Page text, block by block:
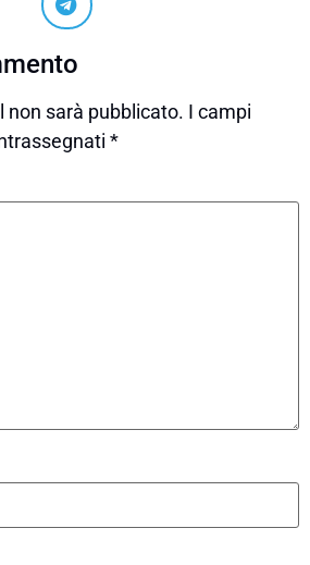
non sarà pubblicato. I campi
*